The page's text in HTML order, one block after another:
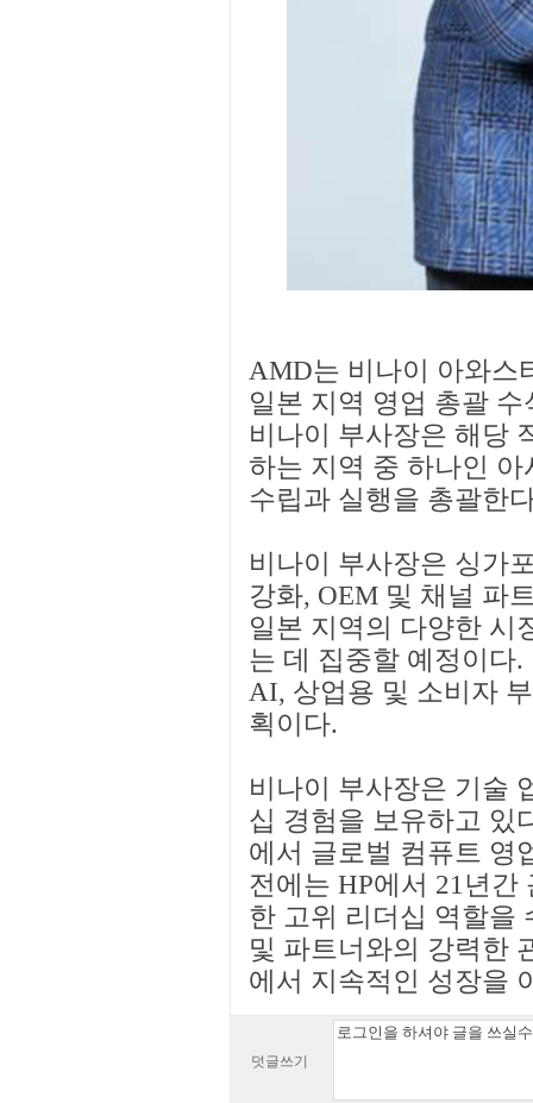
AMD는 비나이 아와스
일본 지역 영업 총괄
비나이 부사장은 해당
하는 지역 중 하나인
수립과 실행을 총괄한
비나이 부사장은 싱가
강화, OEM 및 채널 파
일본 지역의 다양한 시
는 데 집중할 예정이다
AI, 상업용 및 소비자
획이다.
비나이 부사장은 기술
십 경험을 보유하고 있
에서 글로벌 컴퓨트 영
전에는 HP에서 21년
한 고위 리더십 역할을
및 파트너와의 강력한
에서 지속적인 성장을
덧글쓰기